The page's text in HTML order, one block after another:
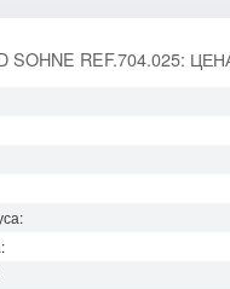
SOHNE REF.704.025: